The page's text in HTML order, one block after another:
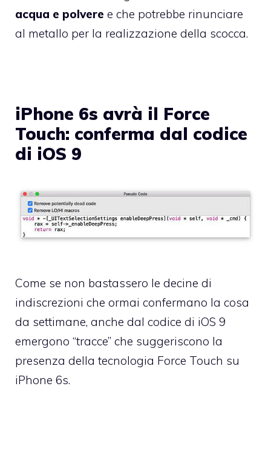
acqua e polvere e che potrebbe rinunciare
al metallo per la realizzazione della scocca.
iPhone 6s avrà il Force
Touch: conferma dal codice
di iOS 9
Come se non bastassero le decine di
indiscrezioni che ormai confermano la cosa
da settimane, anche dal codice di iOS 9
emergono “tracce” che suggeriscono la
presenza della tecnologia Force Touch su
iPhone 6s.